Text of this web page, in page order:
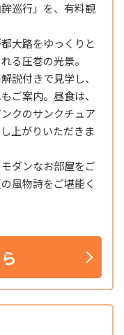
巡行」を、有料観
大路をゆっくりと
る圧巻の光景。
説付きで見学し、
ご案内。昼食は、
クのサンクチュア
上がりいただきま
ダンなお部屋をご
風物詩をご堪能く